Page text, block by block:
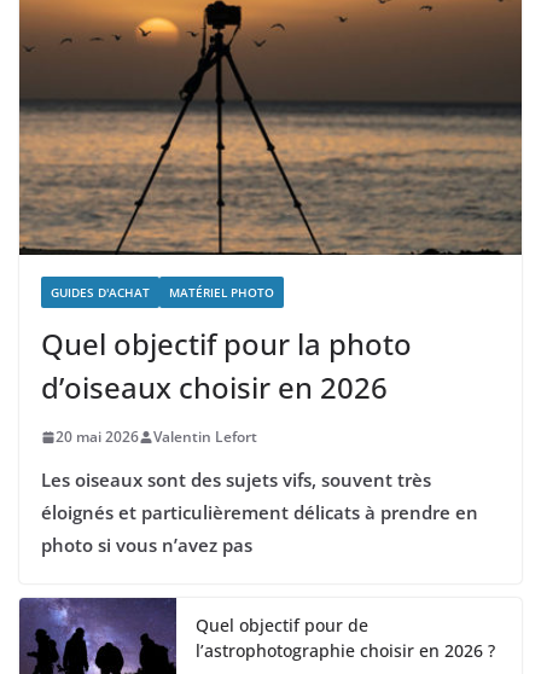
GUIDES D'ACHAT MATÉRIEL PHOTO
Quel objectif pour la photo
d’oiseaux choisir en 2026
20 mai 2026 Valentin Lefort
Les oiseaux sont des sujets vifs, souvent très
éloignés et particulièrement délicats à prendre en
photo si vous n’avez pas
Quel objectif pour de
l’astrophotographie choisir en 2026 ?